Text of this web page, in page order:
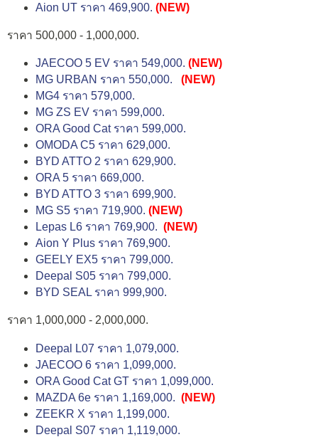
Aion UT ราคา 469,900. (NEW)
ราคา 500,000 - 1,000,000.
JAECOO 5 EV ราคา 549,000. (NEW)
MG URBAN ราคา 550,000.
(NEW)
MG4 ราคา 579,000.
MG ZS EV ราคา 599,000.
ORA Good Cat ราคา 599,000.
OMODA C5 ราคา 629,000.
BYD ATTO 2 ราคา 629,900.
ORA 5 ราคา 669,000.
BYD ATTO 3 ราคา 699,900.
MG S5 ราคา 719,900. (NEW)
Lepas L6 ราคา 769,900. (NEW)
Aion Y Plus ราคา 769,900.
GEELY EX5 ราคา 799,000.
Deepal S05 ราคา 799,000.
BYD SEAL ราคา 999,900.
ราคา 1,000,000 - 2,000,000.
Deepal L07 ราคา 1,079,000.
JAECOO 6 ราคา 1,099,000.
ORA Good Cat GT ราคา 1,099,000.
MAZDA 6e ราคา 1,169,000. (NEW)
ZEEKR X ราคา 1,199,000.
Deepal S07 ราคา 1,119,000.